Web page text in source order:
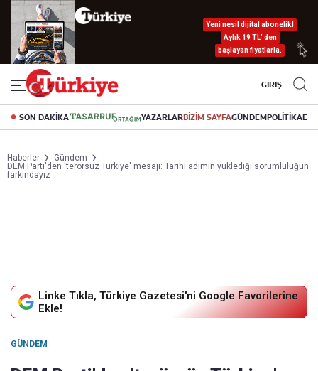
Yeni nesil dijital abonelik!
Aylık 19 TL’ den
başlayan fiyatlarla.
GİRİŞ
SON DAKİKA YAZARLARBİZİM SAYFAGÜNDEMPOLİTİKA
Haberler
Gündem
DEM Parti'den 'terörsüz Türkiye' mesajı: Tarihi adımın yüklediği sorumluluğun
farkındayız
Linke Tıkla, Türkiye Gazetesi'ni Google Favorilerine
Ekle!
GÜNDEM